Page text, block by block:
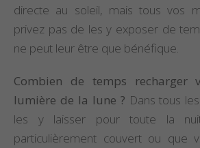
directe au soleil, mais tous vos
privez pas de les y exposer de
ne peut leur être que bénéfique.
Combien de temps recharger
lumière de la lune ? Dans tous
les y laisser pour toute la
particulièrement couvert ou que